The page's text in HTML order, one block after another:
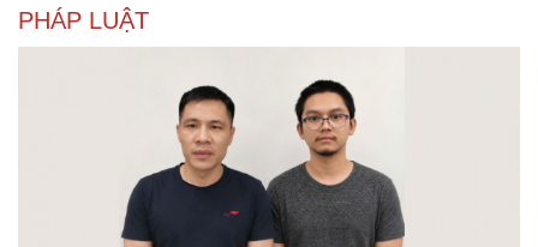
PHÁP LUẬT